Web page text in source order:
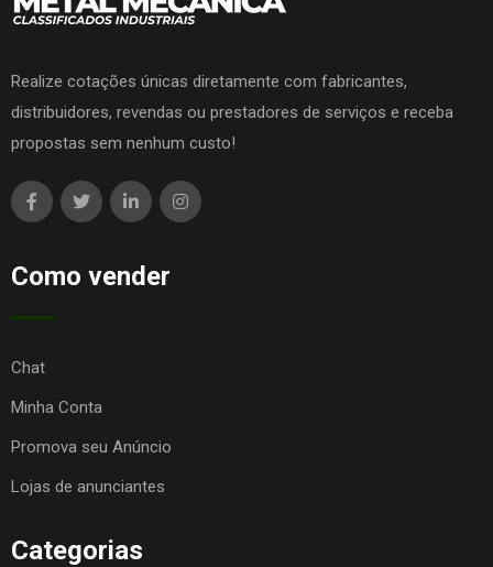
Realize cotações únicas diretamente com fabricantes,
distribuidores, revendas ou prestadores de serviços e receba
propostas sem nenhum custo!
Como vender
Chat
Minha Conta
Promova seu Anúncio
Lojas de anunciantes
Categorias